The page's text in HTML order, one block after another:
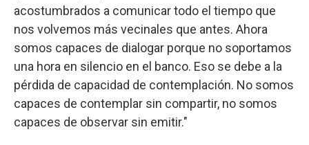
acostumbrados a comunicar todo el tiempo que
nos volvemos más vecinales que antes. Ahora
somos capaces de dialogar porque no soportamos
una hora en silencio en el banco. Eso se debe a la
pérdida de capacidad de contemplación. No somos
capaces de contemplar sin compartir, no somos
capaces de observar sin emitir."